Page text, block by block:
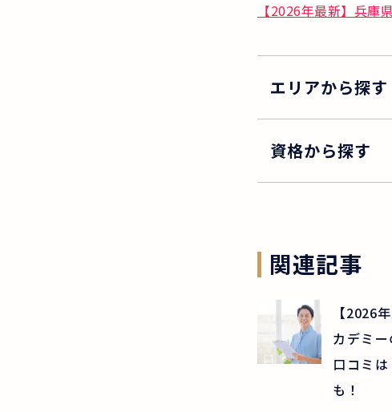
【2026年最新】兵庫
エリアから探す
資格から探す
関連記事
【2026
カデミ
口コミ
も！